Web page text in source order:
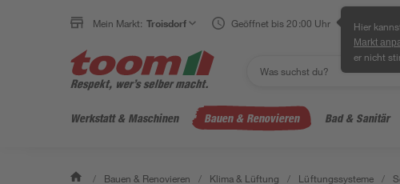
Mein Markt: Troisdorf Geöffnet bis 20:00 Uhr Hier
Markt
er nicht
Werkstatt & Maschinen Bauen & Renovieren Bad & Sanitär
/ Bauen & Renovieren / Klima & Lüftung / Lüftungssysteme /